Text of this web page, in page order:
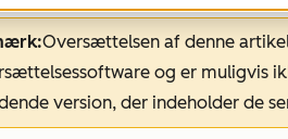
Oversættelsen af denne
og er muligvis
version, der indeholder de